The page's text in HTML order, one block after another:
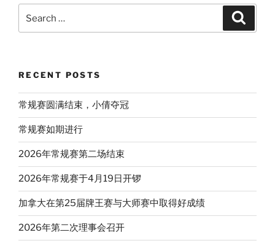
for:
RECENT POSTS
常规赛圆满结束，小倩夺冠
常规赛如期进行
2026年常规赛第二场结束
2026年常规赛于4月19日开锣
加拿大在第25届牌王赛与大师赛中取得好成绩
2026年第二次理事会召开